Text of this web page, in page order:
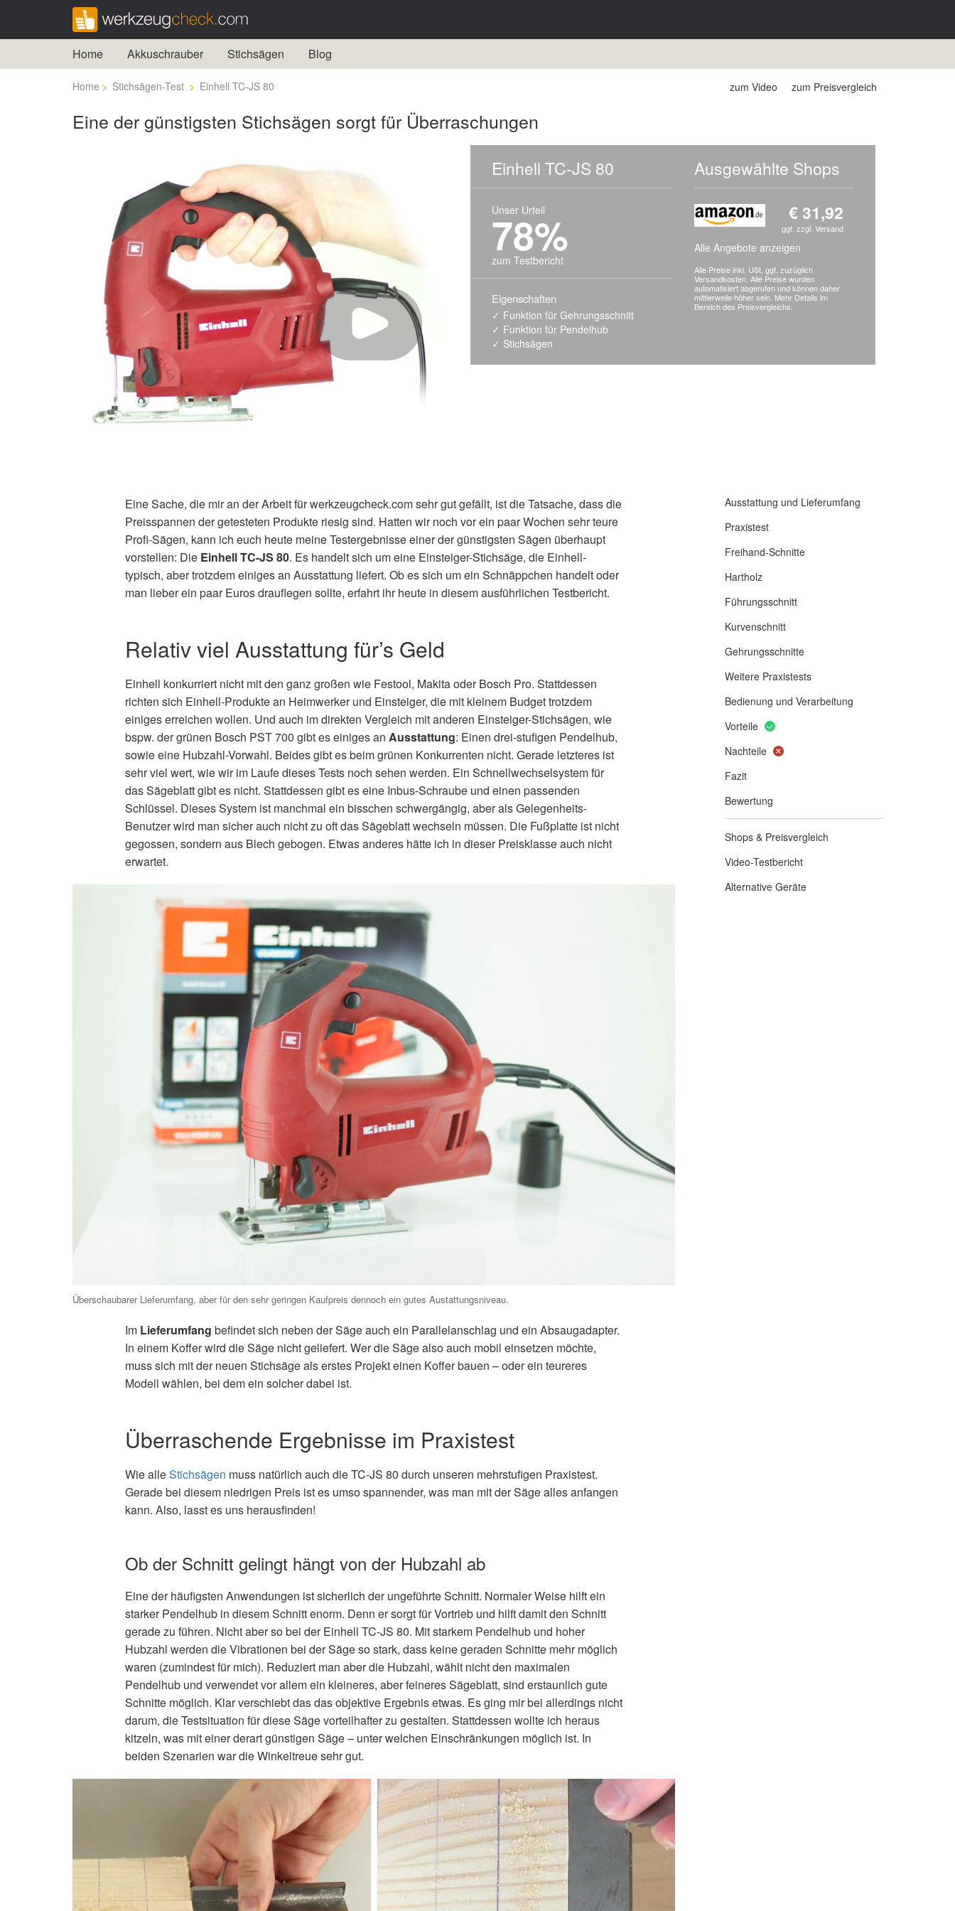
Home Akkuschrauber Stichsägen Blog
Home Stichsägen-Test Einhell TC-JS 80 zum Video zum Preisvergleich
Eine der günstigsten Stichsägen sorgt für Überraschungen
Einhell TC-JS 80
Unser Urteil
78%
zum Testbericht
Eigenschaften
Funktion für Gehrungsschnitt
Funktion für Pendelhub
Stichsägen
Ausgewählte Shops
€ 31,92
ggf. zzgl. Versand
Alle Angebote anzeigen
Alle Preise inkl. USt, ggf. zuzüglich
Versandkosten. Alle Preise wurden
automatisiert abgerufen und können daher
mittlerweile höher sein. Mehr Details im
Bereich des Preisvergleichs.
Ausstattung und Lieferumfang
Praxistest
Freihand-Schnitte
Hartholz
Führungsschnitt
Kurvenschnitt
Gehrungsschnitte
Weitere Praxistests
Bedienung und Verarbeitung
Vorteile
Nachteile
Fazit
Bewertung
Shops & Preisvergleich
Video-Testbericht
Alternative Geräte
Eine Sache, die mir an der Arbeit für werkzeugcheck.com sehr gut gefällt, ist die Tatsache, dass die
Preisspannen der getesteten Produkte riesig sind. Hatten wir noch vor ein paar Wochen sehr teure
Profi-Sägen, kann ich euch heute meine Testergebnisse einer der günstigsten Sägen überhaupt
vorstellen: Die Einhell TC-JS 80. Es handelt sich um eine Einsteiger-Stichsäge, die Einhell-
typisch, aber trotzdem einiges an Ausstattung liefert. Ob es sich um ein Schnäppchen handelt oder
man lieber ein paar Euros drauflegen sollte, erfahrt ihr heute in diesem ausführlichen Testbericht.
Relativ viel Ausstattung für’s Geld
Einhell konkurriert nicht mit den ganz großen wie Festool, Makita oder Bosch Pro. Stattdessen
richten sich Einhell-Produkte an Heimwerker und Einsteiger, die mit kleinem Budget trotzdem
einiges erreichen wollen. Und auch im direkten Vergleich mit anderen Einsteiger-Stichsägen, wie
bspw. der grünen Bosch PST 700 gibt es einiges an Ausstattung: Einen drei-stufigen Pendelhub,
sowie eine Hubzahl-Vorwahl. Beides gibt es beim grünen Konkurrenten nicht. Gerade letzteres ist
sehr viel wert, wie wir im Laufe dieses Tests noch sehen werden. Ein Schnellwechselsystem für
das Sägeblatt gibt es nicht. Stattdessen gibt es eine Inbus-Schraube und einen passenden
Schlüssel. Dieses System ist manchmal ein bisschen schwergängig, aber als Gelegenheits-
Benutzer wird man sicher auch nicht zu oft das Sägeblatt wechseln müssen. Die Fußplatte ist nicht
gegossen, sondern aus Blech gebogen. Etwas anderes hätte ich in dieser Preisklasse auch nicht
erwartet.
Überschaubarer Lieferumfang, aber für den sehr geringen Kaufpreis dennoch ein gutes Austattungsniveau.
Im Lieferumfang befindet sich neben der Säge auch ein Parallelanschlag und ein Absaugadapter.
In einem Koffer wird die Säge nicht geliefert. Wer die Säge also auch mobil einsetzen möchte,
muss sich mit der neuen Stichsäge als erstes Projekt einen Koffer bauen – oder ein teureres
Modell wählen, bei dem ein solcher dabei ist.
Überraschende Ergebnisse im Praxistest
Wie alleStichsägen muss natürlich auch die TC-JS 80 durch unseren mehrstufigen Praxistest.
Gerade bei diesem niedrigen Preis ist es umso spannender, was man mit der Säge alles anfangen
kann. Also, lasst es uns herausfinden!
Ob der Schnitt gelingt hängt von der Hubzahl ab
Eine der häufigsten Anwendungen ist sicherlich der ungeführte Schnitt. Normaler Weise hilft ein
starker Pendelhub in diesem Schnitt enorm. Denn er sorgt für Vortrieb und hilft damit den Schnitt
gerade zu führen. Nicht aber so bei der Einhell TC-JS 80. Mit starkem Pendelhub und hoher
Hubzahl werden die Vibrationen bei der Säge so stark, dass keine geraden Schnitte mehr möglich
waren (zumindest für mich). Reduziert man aber die Hubzahl, wählt nicht den maximalen
Pendelhub und verwendet vor allem ein kleineres, aber feineres Sägeblatt, sind erstaunlich gute
Schnitte möglich. Klar verschiebt das das objektive Ergebnis etwas. Es ging mir bei allerdings nicht
darum, die Testsituation für diese Säge vorteilhafter zu gestalten. Stattdessen wollte ich heraus
kitzeln, was mit einer derart günstigen Säge – unter welchen Einschränkungen möglich ist. In
beiden Szenarien war die Winkeltreue sehr gut.